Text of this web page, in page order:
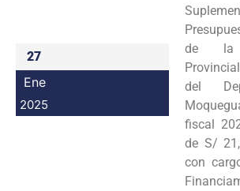
27
Ene
2025
de la
del
fiscal
de S/
con